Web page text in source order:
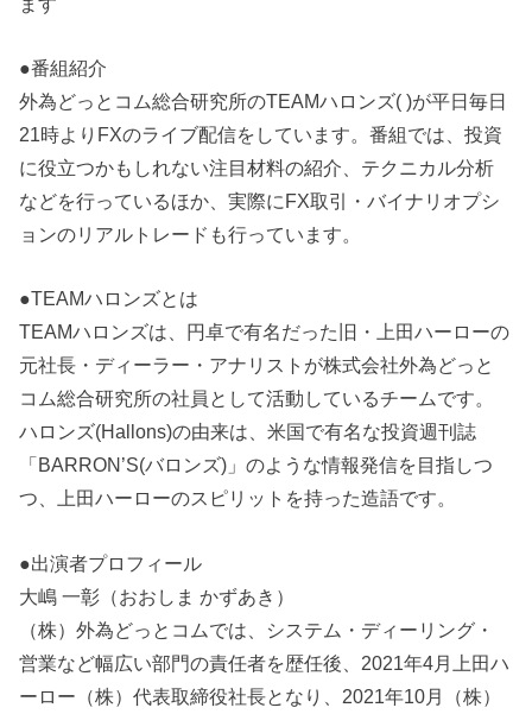
●番組紹介
外為どっとコム総合研究所のTEAMハロンズ( )が平日毎日
21時よりFXのライブ配信をしています。番組では、投資
に役立つかもしれない注目材料の紹介、テクニカル分析
などを行っているほか、実際にFX取引・バイナリオプシ
ョンのリアルトレードも行っています。
●TEAMハロンズとは
TEAMハロンズは、円卓で有名だった旧・上田ハーローの
元社長・ディーラー・アナリストが株式会社外為どっと
コム総合研究所の社員として活動しているチームです。
ハロンズ(Hallons)の由来は、米国で有名な投資週刊誌
「BARRON’S(バロンズ)」のような情報発信を目指しつ
つ、上田ハーローのスピリットを持った造語です。
●出演者プロフィール
大嶋 一彰（おおしま かずあき）
（株）外為どっとコムでは、システム・ディーリング・
営業など幅広い部門の責任者を歴任後、2021年4月上田ハ
ーロー（株）代表取締役社長となり、2021年10月（株）